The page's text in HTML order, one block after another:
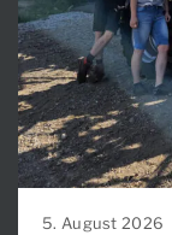
5. August 2026